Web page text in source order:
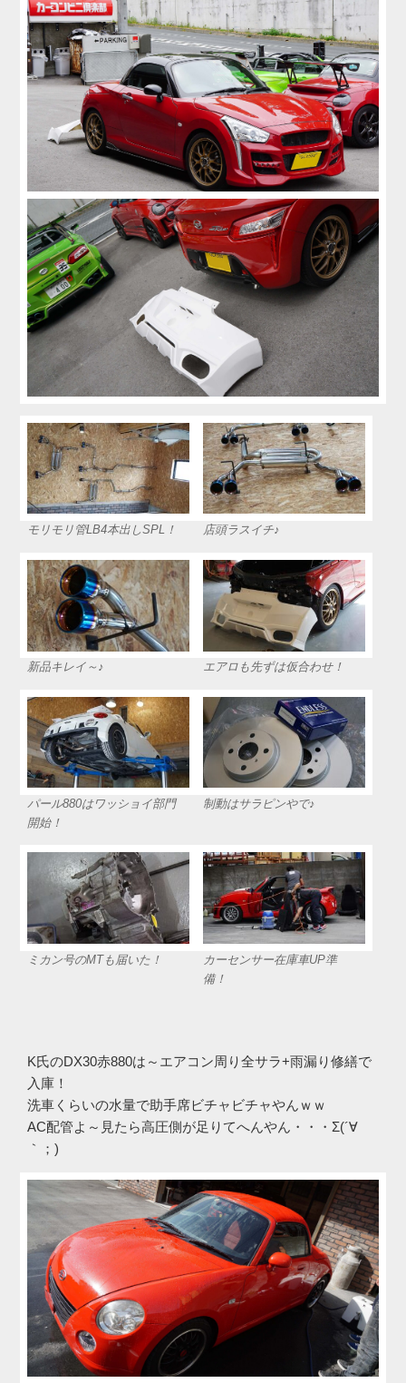
モリモリ管LB4本出しSPL！ 店頭ラスイチ♪
新品キレイ～♪ エアロも先ずは仮合わせ！
パール880はワッショイ部門
開始！
制動はサラピンやで♪
ミカン号のMTも届いた！
カーセンサー在庫車UP準
備！
K氏のDX30赤880は～エアコン周り全サラ+雨漏り修繕で
入庫！
洗車くらいの水量で助手席ビチャビチャやんｗｗ
AC配管よ～見たら高圧側が足りてへんやん・・・Σ(´∀
｀；)